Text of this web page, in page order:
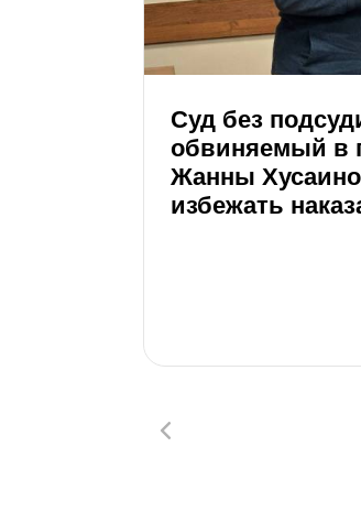
Суд без
обвиняемый в
Жанны
избежать